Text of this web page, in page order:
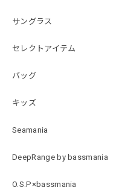
サングラス
セレクトアイテム
バッグ
キッズ
Seamania
DeepRange by bassmania
O.S.P×bassmania